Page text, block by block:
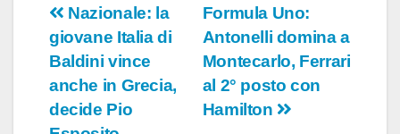
Navigazione
articoli
Formula Uno:
Antonelli domina a
Montecarlo, Ferrari
al 2° posto con
Hamilton
Nazionale: la
giovane Italia di
Baldini vince
anche in Grecia,
decide Pio